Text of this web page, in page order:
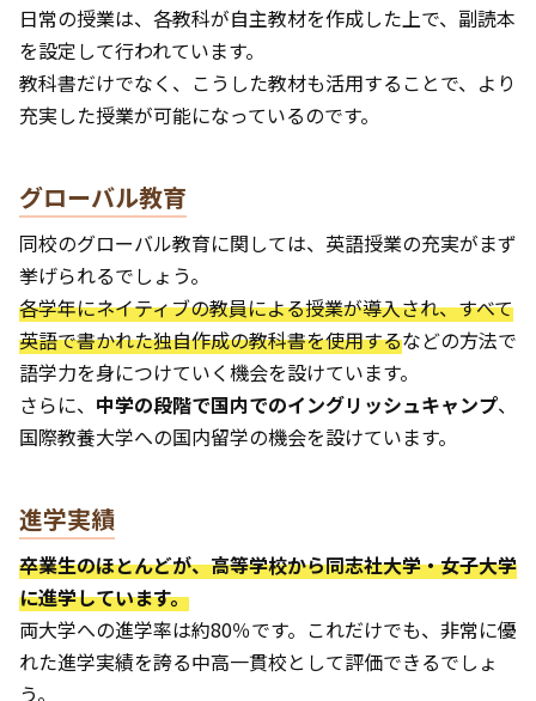
日常の授業は、各教科が自主教材を作成した上で、副読本
を設定して行われています。
教科書だけでなく、こうした教材も活用することで、より
充実した授業が可能になっているのです。
グローバル教育
同校のグローバル教育に関しては、英語授業の充実がまず
挙げられるでしょう。
各学年にネイティブの教員による授業が導入され、すべて
英語で書かれた独自作成の教科書を使用するなどの方法で
語学力を身につけていく機会を設けています。
さらに、 中学の段階で国内でのイングリッシュキャンプ、
国際教養大学への国内留学の機会を設けています。
進学実績
卒業生のほとんどが、高等学校から同志社大学・女子大学
に進学しています。
両大学への進学率は約80％です。これだけでも、非常に優
れた進学実績を誇る中高一貫校として評価できるでしょ
う。